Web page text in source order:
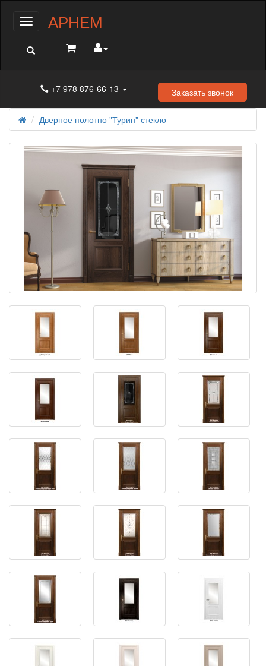
МенюАРНЕМ
+7 978 876-66-13 Заказать звонок
Дверное полотно "Турин" стекло